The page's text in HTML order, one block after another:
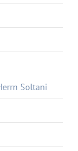
Soltani